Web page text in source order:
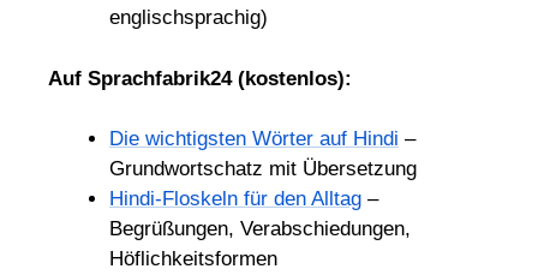
englischsprachig)
Auf Sprachfabrik24 (kostenlos):
Die wichtigsten Wörter auf Hindi –
Grundwortschatz mit Übersetzung
Hindi-Floskeln für den Alltag –
Begrüßungen, Verabschiedungen,
Höflichkeitsformen